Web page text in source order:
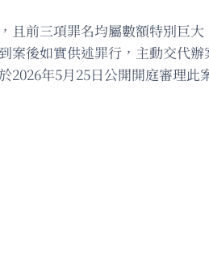
且前三項罪名均屬數額特別巨
案後如實供述罪行，主動交代
年5月25日公開開庭審理此